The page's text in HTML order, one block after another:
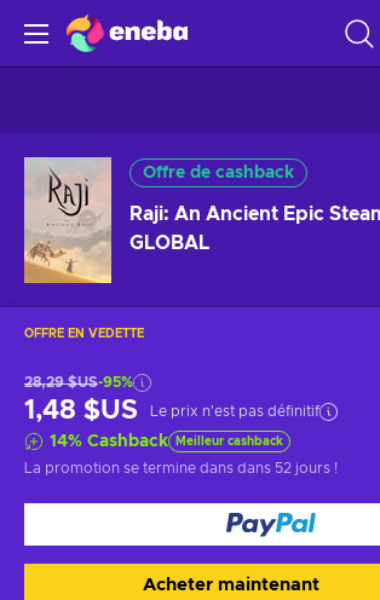
Offre de cashback
Raji: An Ancient Epic
GLOBAL
OFFRE EN VEDETTE
28,29 $US-95%
1,48 $US Le prix n'est pas définitif
14% Cashback Meilleur cashback
La promotion se termine dans dans 52 jours !
Acheter maintenant